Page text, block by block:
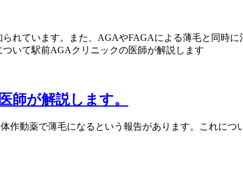
れています。また、AGAやFAGAによる薄毛と同時
いて駅前AGAクリニックの医師が解説します
師が解説します。
作動薬で薄毛になるという報告があります。これに